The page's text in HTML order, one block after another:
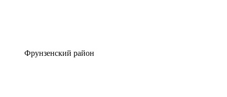
Фрунзенский район